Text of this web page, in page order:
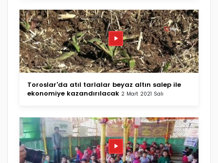
Toroslar'da atıl tarlalar beyaz altın salep ile
ekonomiye kazandırılacak 2 Mart 2021 Salı